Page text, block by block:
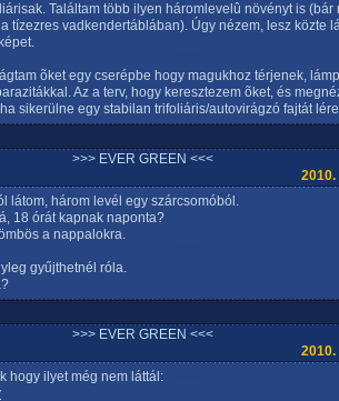
Találtam több ilyen háromlevelû növényt is (bár
tízezres vadkendertáblában). Úgy nézem, lesz közte
õket egy cserépbe hogy magukhoz térjenek,
Az a terv, hogy keresztezem õket, és
sikerülne egy stabilan trifoliáris/autovirágzó fajtát
>>> EVER GREEN <<<
2010.
látom, három levél egy szárcsomóból.
18 órát kapnak naponta?
a nappalokra.
gyűjthetnél róla.
>>> EVER GREEN <<<
2010.
hogy ilyet még nem láttál: